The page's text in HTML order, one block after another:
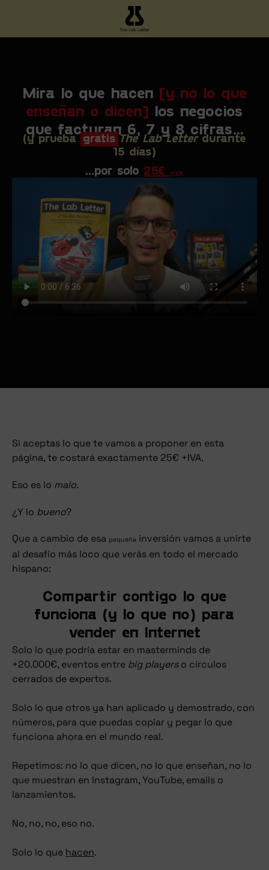
Mira lo que hacen
[y no lo que
enseñan o dicen]
los negocios
que facturan 6, 7 y 8 cifras...
(y prueba gratis The Lab Letter durante
15 días)
...por solo 25€ +IVA
Si aceptas lo que te vamos a proponer en esta
página, te costará exactamente 25€ +IVA.
Eso es lo malo.
¿Y lo bueno?
Que a cambio de esa pequeña inversión vamos a unirte
al desafío más loco que verás en todo el mercado
hispano:
Compartir contigo lo que
funciona (y lo que no) para
vender en Internet
Solo lo que podría estar en masterminds de
+20.000€, eventos entre big playerso círculos
cerrados de expertos.
Solo lo que otros ya han aplicado y demostrado, con
números, para que puedas copiar y pegar lo que
funciona ahora en el mundo real.
Repetimos: no lo que dicen, no lo que enseñan, no lo
que muestran en Instagram, YouTube, emails o
lanzamientos.
No, no, no, eso no.
Solo lo que hacen.